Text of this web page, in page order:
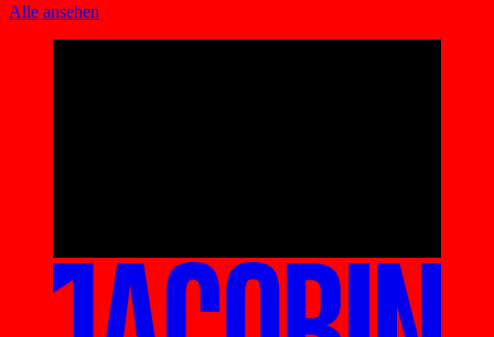
Alle ansehen